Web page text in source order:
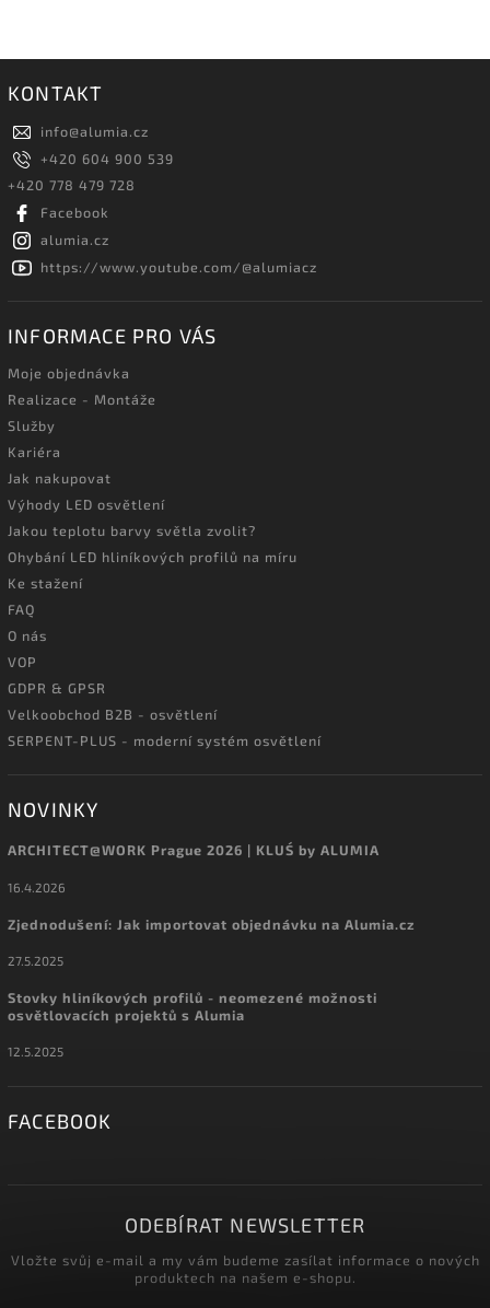
KONTAKT
info@alumia.cz
+420 604 900 539
+420 778 479 728
Facebook
alumia.cz
https://www.youtube.com/@alumiacz
INFORMACE PRO VÁS
Moje objednávka
Realizace - Montáže
Služby
Kariéra
Jak nakupovat
Výhody LED osvětlení
Jakou teplotu barvy světla zvolit?
Ohybání LED hliníkových profilů na míru
Ke stažení
FAQ
O nás
VOP
GDPR & GPSR
Velkoobchod B2B - osvětlení
SERPENT-PLUS - moderní systém osvětlení
NOVINKY
ARCHITECT@WORK Prague 2026 | KLUŚ by ALUMIA
16.4.2026
Zjednodušení: Jak importovat objednávku na Alumia.cz
27.5.2025
Stovky hliníkových profilů - neomezené možnosti
osvětlovacích projektů s Alumia
12.5.2025
FACEBOOK
ODEBÍRAT NEWSLETTER
Vložte svůj e-mail a my vám budeme zasílat informace o nových
produktech na našem e-shopu.